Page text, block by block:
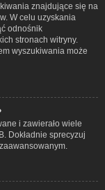
znajdujące się na
W celu uzyskania
odnośnik
stronach witryny.
wyszukiwania może
i zawierało wiele
Dokładnie sprecyzuj